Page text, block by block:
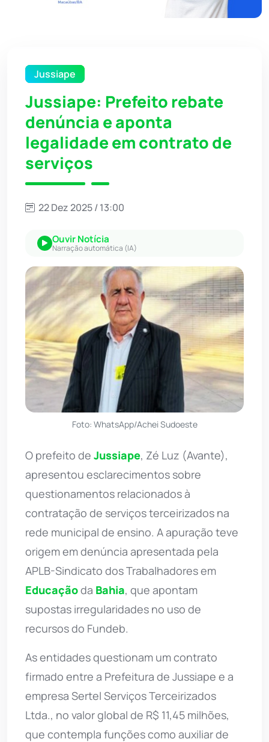
Jussiape
Jussiape: Prefeito rebate
denúncia e aponta
legalidade em contrato de
serviços
22 Dez 2025 / 13:00
Ouvir Notícia
Narração automática (IA)
Foto: WhatsApp/Achei Sudoeste
O prefeito de Jussiape, Zé Luz (Avante),
apresentou esclarecimentos sobre
questionamentos relacionados à
contratação de serviços terceirizados na
rede municipal de ensino. A apuração teve
origem em denúncia apresentada pela
APLB-Sindicato dos Trabalhadores em
Educaçãoda Bahia, que apontam
supostas irregularidades no uso de
recursos do Fundeb.
As entidades questionam um contrato
firmado entre a Prefeitura de Jussiape e a
empresa Sertel Serviços Terceirizados
Ltda., no valor global de R$ 11,45 milhões,
que contempla funções como auxiliar de